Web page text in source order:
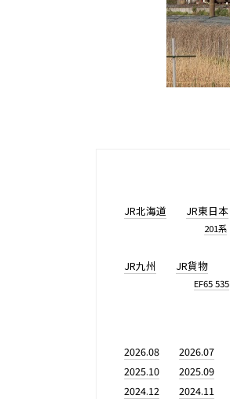
JR北海道 JR東日本
201系
JR九州 JR貨物
EF65 535
2026.08 2026.07
2025.10
2025.09
2024.12
2024.11